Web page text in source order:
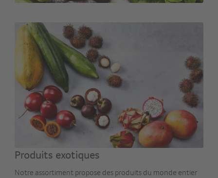
Produits exotiques
Notre assortiment propose des produits du monde entier